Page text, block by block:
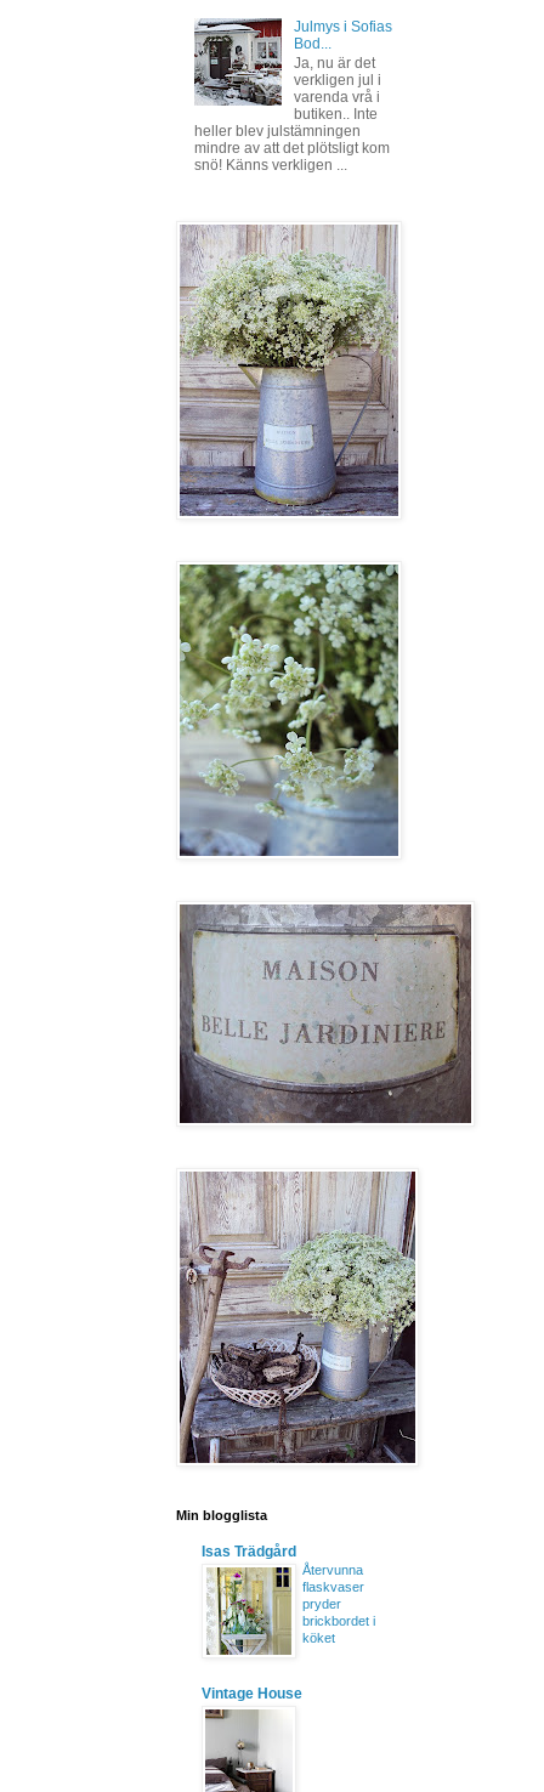
Julmys i Sofias
Bod...
Ja, nu är det
verkligen jul i
varenda vrå i
butiken.. Inte
heller blev julstämningen
mindre av att det plötsligt kom
snö! Känns verkligen ...
Min blogglista
Isas Trädgård
Återvunna
flaskvaser
pryder
brickbordet i
köket
Vintage House